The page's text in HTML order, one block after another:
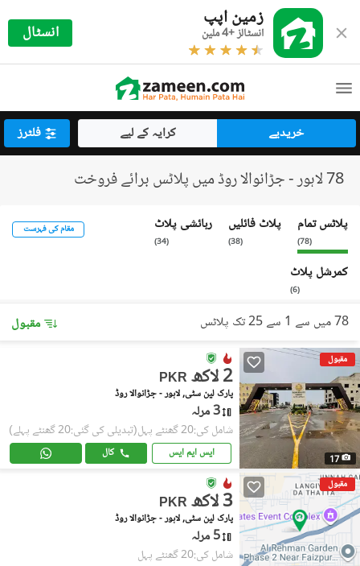
زمین اپپ
انسٹالز +4 ملین انسٹال
خریدیے کرایہ کے لیے فلٹرز
78 لاہور - جڑانوالا روڈ میں پلاٹس برائے فروخت
پلاٹس تمام
(
78
)
پلاٹ فائلیں
(
38
)
رہائشی پلاٹ
(
34
)
کمرشل پلاٹ
(
6
)
مقام کی فہرست
78 میں سے 1 سے 25 تک پلاٹس مقبول
مقبول
17
PKR 2 لاکھ
پارک لین سٹی, لاہور - جڑانوالا روڈ
3 مرلہ
شامل کی:20 گھنٹے پہل (تبدیلی کی گئی:20 گھنٹے پہلے)
ایس ایم ایس کال
مقبول
PKR 3 لاکھ
پارک لین سٹی, لاہور - جڑانوالا روڈ
5 مرلہ
شامل کی:20 گھنٹے پہل